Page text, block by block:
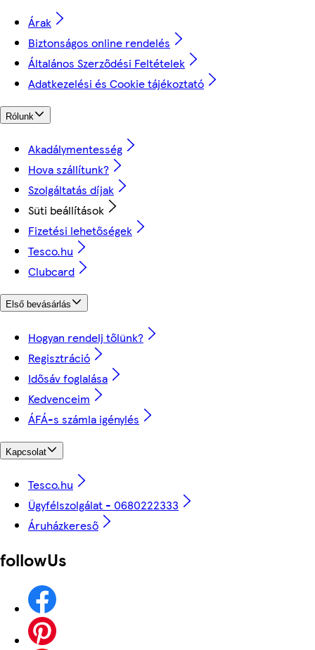
Árak
Biztonságos online rendelés
Általános Szerződési Feltételek
Adatkezelési és Cookie tájékoztató
Rólunk
Akadálymentesség
Hova szállítunk?
Szolgáltatás díjak
Süti beállítások
Fizetési lehetőségek
Tesco.hu
Clubcard
Első bevásárlás
Hogyan rendelj tőlünk?
Regisztráció
Idősáv foglalása
Kedvenceim
ÁFÁ-s számla igénylés
Kapcsolat
Tesco.hu
Ügyfélszolgálat - 0680222333
Áruházkereső
followUs